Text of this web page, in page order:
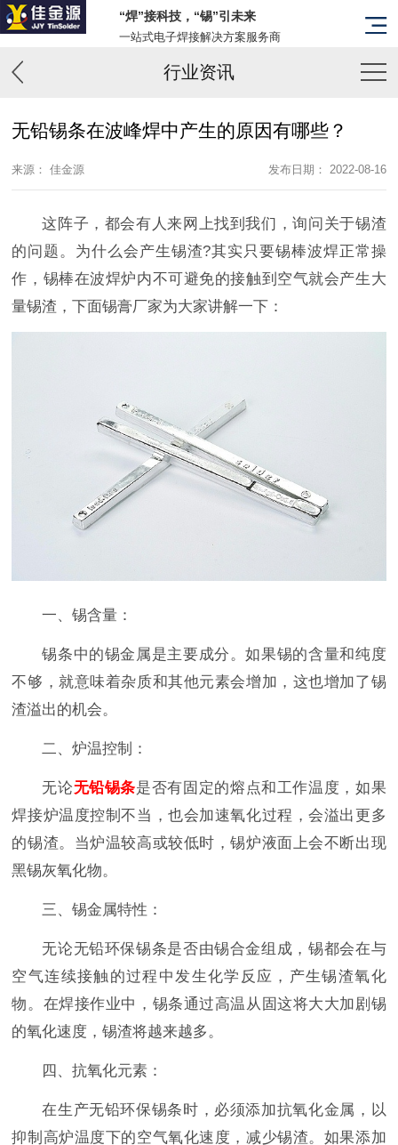
“焊”接科技，“锡”引未来
一站式电子焊接解决方案服务商
行业资讯
无铅锡条在波峰焊中产生的原因有哪些？
来源： 佳金源 发布日期： 2022-08-16
这阵子，都会有人来网上找到我们，询问关于锡渣
的问题。为什么会产生锡渣?其实只要锡棒波焊正常操
作，锡棒在波焊炉内不可避免的接触到空气就会产生大
量锡渣，下面锡膏厂家为大家讲解一下：
一、锡含量：
锡条中的锡金属是主要成分。如果锡的含量和纯度
不够，就意味着杂质和其他元素会增加，这也增加了锡
渣溢出的机会。
二、炉温控制：
无论无铅锡条是否有固定的熔点和工作温度，如果
焊接炉温度控制不当，也会加速氧化过程，会溢出更多
的锡渣。当炉温较高或较低时，锡炉液面上会不断出现
黑锡灰氧化物。
三、锡金属特性：
无论无铅环保锡条是否由锡合金组成，锡都会在与
空气连续接触的过程中发生化学反应，产生锡渣氧化
物。在焊接作业中，锡条通过高温从固这将大大加剧锡
的氧化速度，锡渣将越来越多。
四、抗氧化元素：
在生产无铅环保锡条时，必须添加抗氧化金属，以
抑制高炉温度下的空气氧化速度，减少锡渣。如果添加